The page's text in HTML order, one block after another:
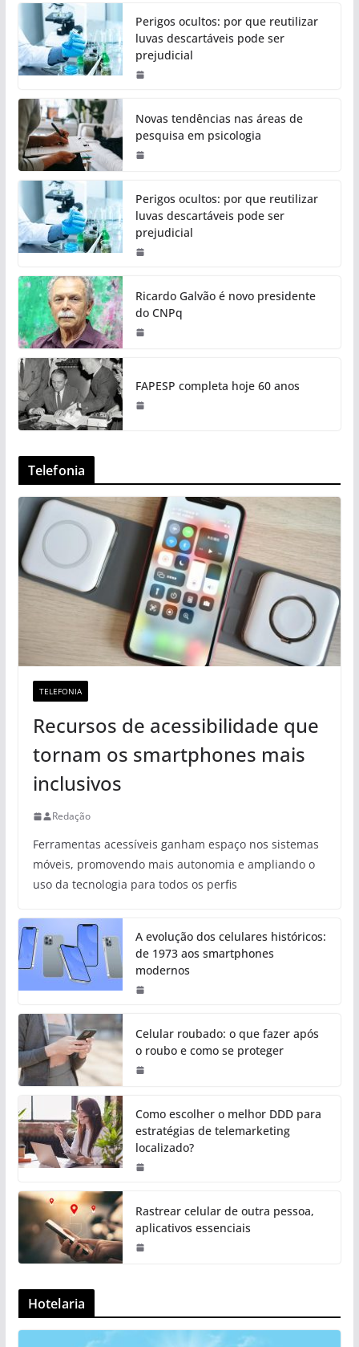
Perigos ocultos: por que reutilizar
luvas descartáveis pode ser
prejudicial
Novas tendências nas áreas de
pesquisa em psicologia
Perigos ocultos: por que reutilizar
luvas descartáveis pode ser
prejudicial
Ricardo Galvão é novo presidente
do CNPq
FAPESP completa hoje 60 anos
Telefonia
TELEFONIA
Recursos de acessibilidade que
tornam os smartphones mais
inclusivos
Redação
Ferramentas acessíveis ganham espaço nos sistemas
móveis, promovendo mais autonomia e ampliando o
uso da tecnologia para todos os perfis
A evolução dos celulares históricos:
de 1973 aos smartphones
modernos
Celular roubado: o que fazer após
o roubo e como se proteger
Como escolher o melhor DDD para
estratégias de telemarketing
localizado?
Rastrear celular de outra pessoa,
aplicativos essenciais
Hotelaria